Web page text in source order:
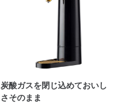
炭酸ガスを閉じ込めておいし
さそのまま